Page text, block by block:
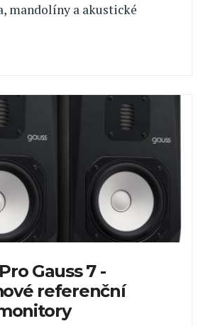
mandolíny a akustické
Gauss 7 -
referenční